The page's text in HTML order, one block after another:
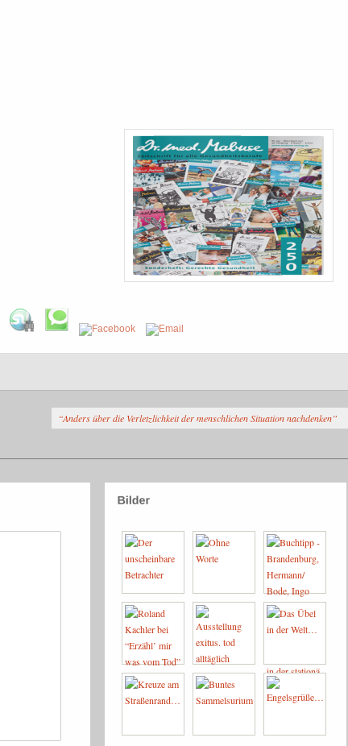
“Anders über die Verletzlichkeit der menschlichen Situation nachdenken”